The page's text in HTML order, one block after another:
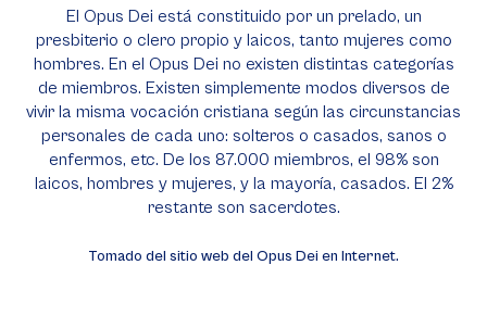
El Opus Dei está constituido por un prelado, un
presbiterio o clero propio y laicos, tanto mujeres como
hombres. En el Opus Dei no existen distintas categorías
de miembros. Existen simplemente modos diversos de
vivir la misma vocación cristiana según las circunstancias
personales de cada uno: solteros o casados, sanos o
enfermos, etc. De los 87.000 miembros, el 98% son
laicos, hombres y mujeres, y la mayoría, casados. El 2%
restante son sacerdotes.
Tomado del sitio web del Opus Dei en Internet.